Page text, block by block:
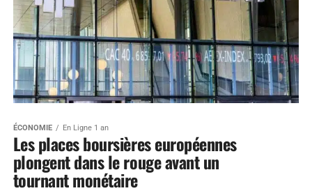
ÉCONOMIE En Ligne 1 an
Les places boursières européennes
plongent dans le rouge avant un
tournant monétaire